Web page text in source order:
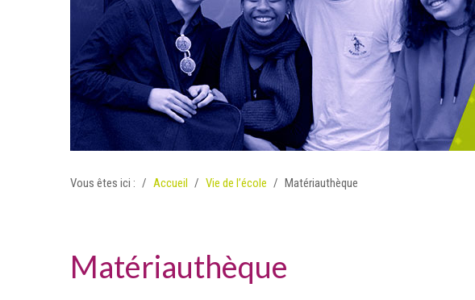
Vous êtes ici : Accueil Vie de l’école Matériauthèque
Matériauthèque